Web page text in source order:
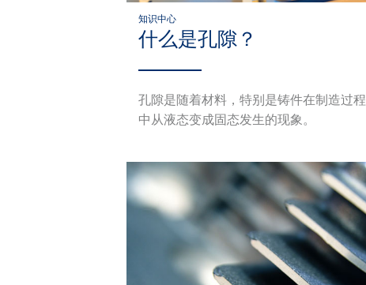
知识中心
什么是孔隙？
孔隙是随着材料，特别是铸件在制造过程
中从液态变成固态发生的现象。